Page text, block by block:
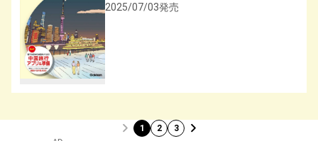
2025/07/03発売
1 2 3